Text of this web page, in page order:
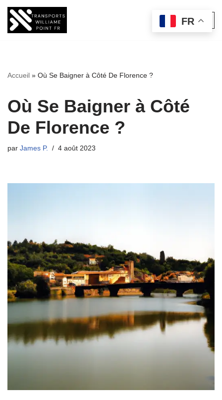
Aller
Accueil » Où Se Baigner à Côté De Florence ?
Où Se Baigner à Côté
De Florence ?
par James P. 4 août 2023
FR